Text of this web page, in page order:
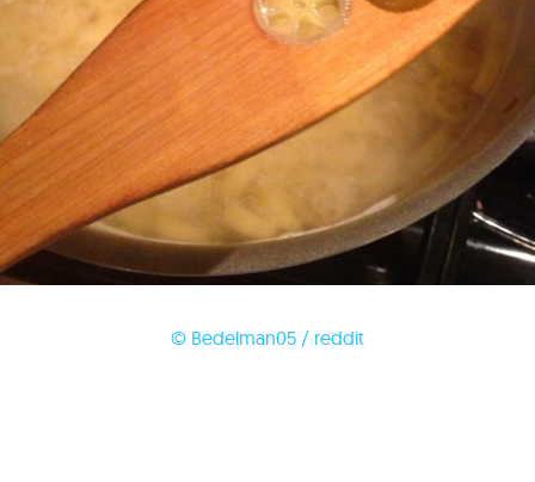
© Bedelman05 / reddit